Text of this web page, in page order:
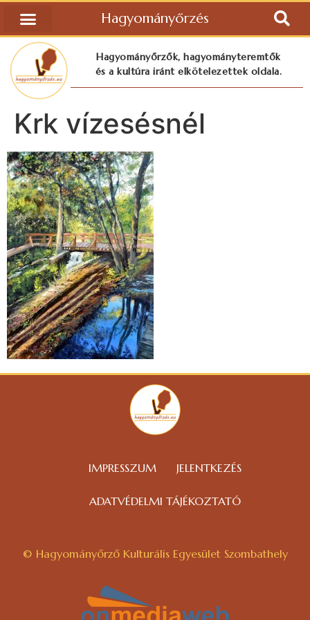
Hagyományőrzés
Hagyományőrzők, hagyományteremtők
és a kultúra iránt elkötelezettek oldala.
Krk vízesésnél
IMPRESSZUM JELENTKEZÉS
ADATVÉDELMI TÁJÉKOZTATÓ
© Hagyományőrző Kulturális Egyesület Szombathely